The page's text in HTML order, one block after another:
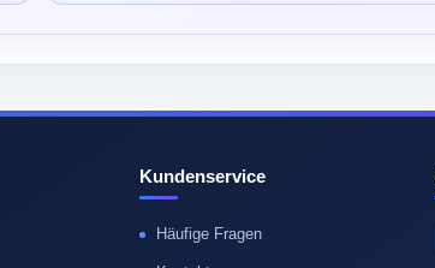
Kundenservice
Häufige Fragen